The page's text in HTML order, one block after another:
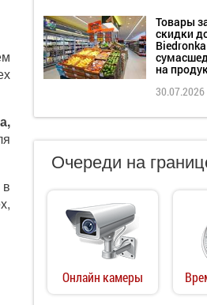
в
Товары
скидки
на
30.07.2026
Очереди на
Онлайн камеры